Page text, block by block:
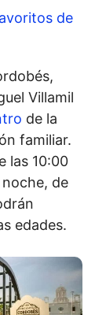
de
Villamil
de la
familiar.
las 10:00
de
edades.